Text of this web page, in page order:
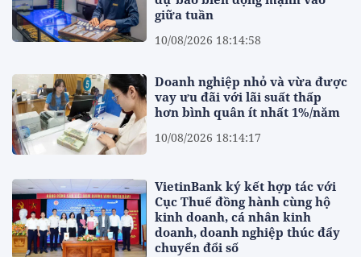
giữa tuần
10/08/2026 18:14:58
Doanh nghiệp nhỏ và vừa được
vay ưu đãi với lãi suất thấp
hơn bình quân ít nhất 1%/năm
10/08/2026 18:14:17
VietinBank ký kết hợp tác với
Cục Thuế đồng hành cùng hộ
kinh doanh, cá nhân kinh
doanh, doanh nghiệp thúc đẩy
chuyển đổi số